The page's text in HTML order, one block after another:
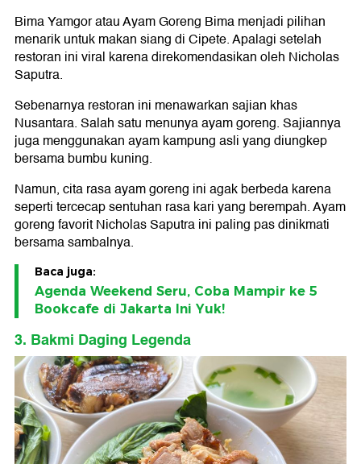
Bima Yamgor atau Ayam Goreng Bima menjadi pilihan
menarik untuk makan siang di Cipete. Apalagi setelah
restoran ini viral karena direkomendasikan oleh Nicholas
Saputra.
Sebenarnya restoran ini menawarkan sajian khas
Nusantara. Salah satu menunya ayam goreng. Sajiannya
juga menggunakan ayam kampung asli yang diungkep
bersama bumbu kuning.
Namun, cita rasa ayam goreng ini agak berbeda karena
seperti tercecap sentuhan rasa kari yang berempah. Ayam
goreng favorit Nicholas Saputra ini paling pas dinikmati
bersama sambalnya.
Baca juga:
Agenda Weekend Seru, Coba Mampir ke 5
Bookcafe di Jakarta Ini Yuk!
3. Bakmi Daging Legenda